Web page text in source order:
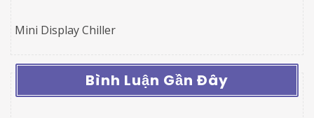
Mini Display Chiller
Bình Luận Gần Đây